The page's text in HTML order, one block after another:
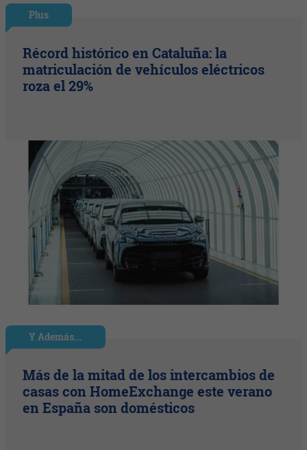
Plus
Récord histórico en Cataluña: la
matriculación de vehículos eléctricos
roza el 29%
Y Además...
Más de la mitad de los intercambios de
casas con HomeExchange este verano
en España son domésticos